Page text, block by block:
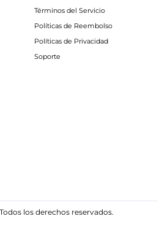
Términos del Servicio
Políticas de Reembolso
Políticas de Privacidad
Soporte
los derechos reservados.